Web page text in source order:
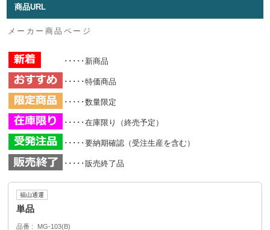
商品URL
メーカー商品ページ
･････新商品
･････特価商品
･････数量限定
･････在庫限り（終売予定）
･････要納期確認（受注生産を含む）
･････販売終了品
福山通運
単品
品番
MG-103(B)